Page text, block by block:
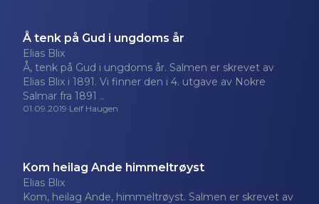
Å tenk på Gud i ungdoms år
Elias Blix
Å, tenk på Gud i ungdoms år. Salmen er skrevet av
Elias Blix i 1891. Vi finner den i 4. utgave av Nokre
Salmar fra 1891 ..
01.09.2019·Leif Haugen
Kom heilag Ande himmeltrøyst
Elias Blix
Kom, heilag Ande, himmeltrøyst. Salmen er skrevet av